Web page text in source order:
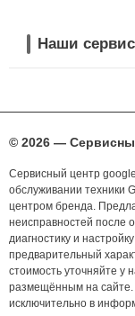
Наши
© 2026 —
Сервисный центр
обслуживании техники
центром бренда.
неисправностей после
диагностику и
предварительный
стоимость уточняйте
размещённым на
исключительно в